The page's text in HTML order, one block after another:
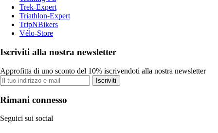
Trek-Expert
Triathlon-Expert
TripNBikers
Vélo-Store
Iscriviti alla nostra newsletter
Approfitta di uno sconto del 10% iscrivendoti alla nostra newsletter
Iscriviti
Rimani connesso
Seguici sui social